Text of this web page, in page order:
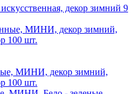
декор зимний 9
МИНИ, декор зимний,
100 шт.